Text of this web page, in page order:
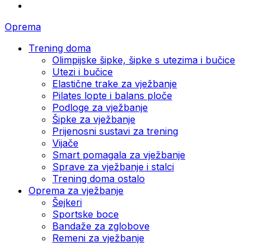
Oprema
Trening doma
Olimpijske šipke, šipke s utezima i bučice
Utezi i bučice
Elastične trake za vježbanje
Pilates lopte i balans ploče
Podloge za vježbanje
Šipke za vježbanje
Prijenosni sustavi za trening
Vijače
Smart pomagala za vježbanje
Sprave za vježbanje i stalci
Trening doma ostalo
Oprema za vježbanje
Šejkeri
Sportske boce
Bandaže za zglobove
Remeni za vježbanje